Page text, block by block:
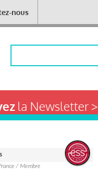
nous
la Newsletter >
/ Membre